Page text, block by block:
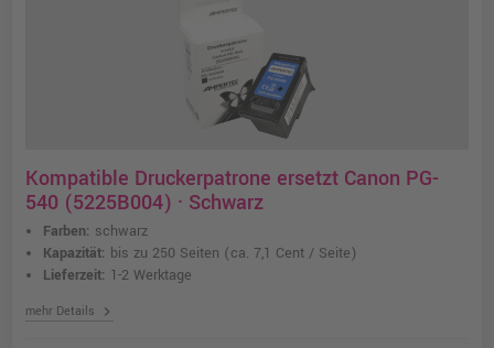
Kompatible Druckerpatrone ersetzt Canon PG-
540 (5225B004) · Schwarz
Farben: schwarz
Kapazität: bis zu 250 Seiten (ca. 7,1 Cent / Seite)
Lieferzeit: 1-2 Werktage
mehr Details chevron_right